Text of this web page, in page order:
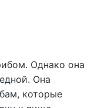
Однако она
Она
которые